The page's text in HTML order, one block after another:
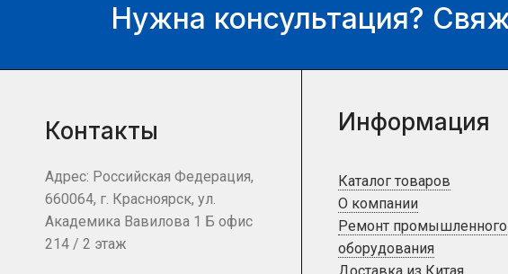
Нужна консультация?
Контакты
Адрес: Российская Федерация,
660064, г. Красноярск, ул.
Академика Вавилова 1 Б офис
214 / 2 этаж
Информация
Каталог товаров
О компании
Ремонт промышленного
оборудования